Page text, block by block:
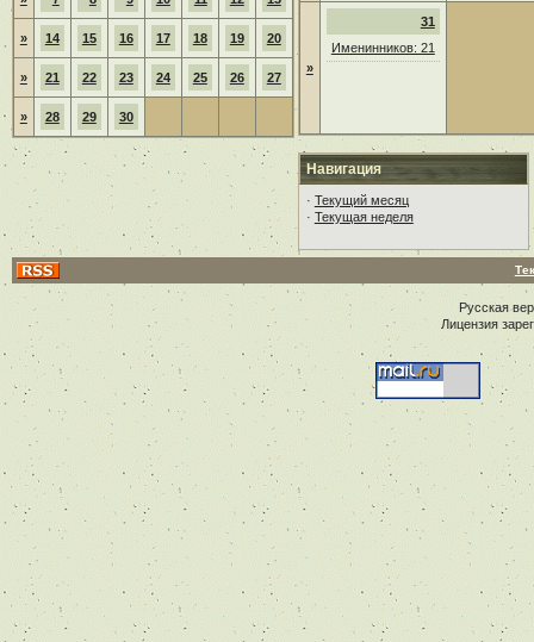
» 14 15 16 17 18 19 20
» 21 22 23 24 25 26 27
» 28 29 30
»
31
Именинников: 21
Навигация
· Текущий месяц
· Текущая неделя
Русская
Лицензия